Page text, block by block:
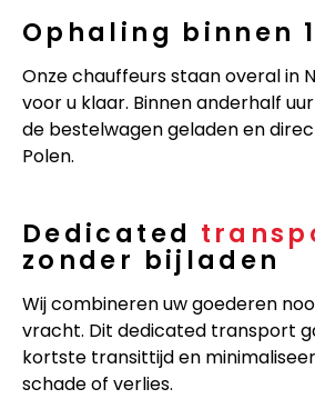
Ophaling binnen
Onze chauffeurs staan overal in
voor u klaar. Binnen anderhalf
de bestelwagen geladen en
Polen.
Dedicated
zonder bijladen
Wij combineren uw goederen
vracht. Dit dedicated transport
kortste transittijd en
schade of verlies.